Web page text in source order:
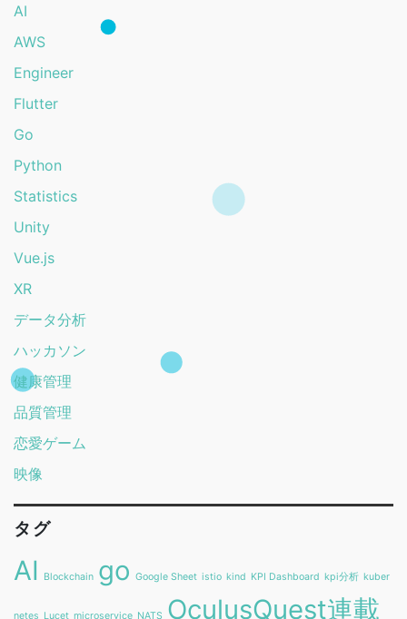
AI
AWS
Engineer
Flutter
Go
Python
Statistics
Unity
Vue.js
XR
データ分析
ハッカソン
健康管理
品質管理
恋愛ゲーム
映像
タグ
AI Blockchain go Google Sheet istio kind KPI Dashboard kpi分析 kuber
netes Lucet microservice NATS OculusQuest連載